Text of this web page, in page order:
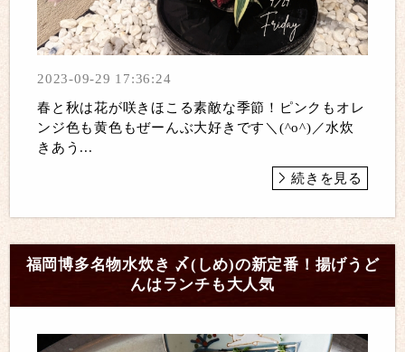
2023-09-29 17:36:24
春と秋は花が咲きほこる素敵な季節！ピンクもオレ
ンジ色も黄色もぜーんぶ大好きです＼(^o^)／水炊
きあう...
続きを見る
福岡博多名物水炊き 〆(しめ)の新定番！揚げうど
んはランチも大人気